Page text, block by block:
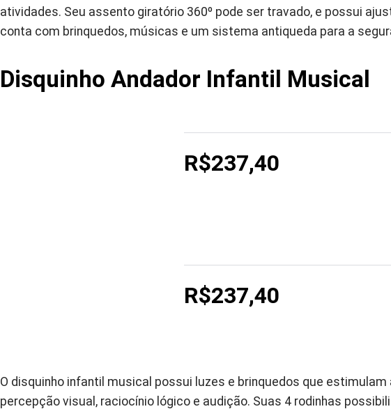
atividades. Seu assento giratório 360º pode ser travado, e possui
conta com brinquedos, músicas e um sistema antiqueda para a
Disquinho Andador Infantil Musical
R$237,40
R$237,40
O disquinho infantil musical possui luzes e brinquedos que
percepção visual, raciocínio lógico e audição. Suas 4 rodinhas